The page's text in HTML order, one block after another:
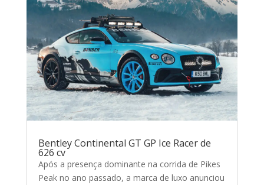
Bentley Continental GT GP Ice Racer de
626 cv
Após a presença dominante na corrida de Pikes
Peak no ano passado, a marca de luxo anunciou